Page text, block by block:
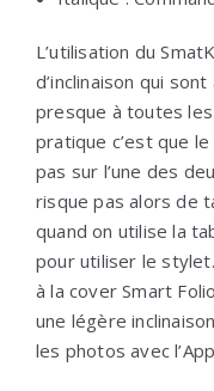
L’utilisation du
d’inclinaison qui
presque à toutes
pratique c’est que
pas sur l’une des
risque pas alors de
quand on utilise la
pour utiliser le
à la cover Smart
une légère
les photos avec